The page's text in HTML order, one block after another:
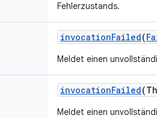
Fehlerzustands.
invocationFailed(
Meldet einen
invocationFailed
Meldet einen